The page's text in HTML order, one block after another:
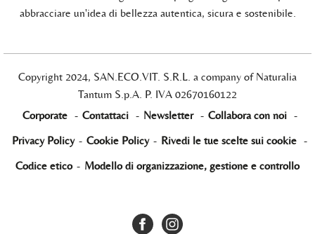
abbracciare un'idea di bellezza autentica, sicura e sostenibile.
Copyright 2024, SAN.ECO.VIT. S.R.L. a company of Naturalia
Tantum S.p.A. P. IVA 02670160122
Corporate - Contattaci - Newsletter - Collabora con noi -
Privacy Policy - Cookie Policy - Rivedi le tue scelte sui cookie -
Codice etico - Modello di organizzazione, gestione e controllo